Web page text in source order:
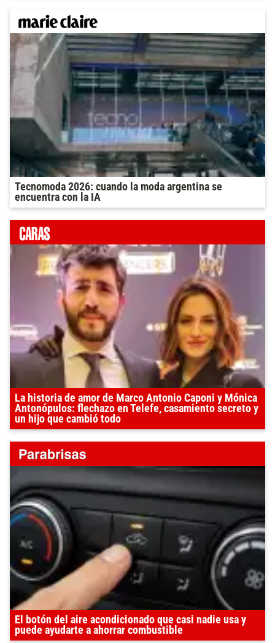
Tecnomoda 2026: cuando la moda argentina se
encuentra con la IA
La historia de amor de Marco Antonio Caponi y Mónica
Antonópulos: flechazo en Telefe, casamiento secreto y
un hijo que cambió todo
El botón del aire acondicionado que casi nadie usa y
puede ayudarte a ahorrar combustible